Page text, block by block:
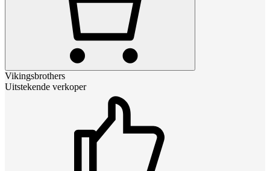
Vikingsbrothers
Uitstekende verkoper